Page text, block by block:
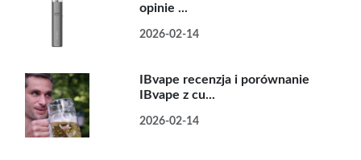
opinie ...
2026-02-14
IBvape recenzja i porównanie
IBvape z cu...
2026-02-14